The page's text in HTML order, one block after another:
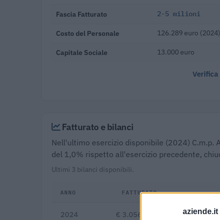
aziende.it
Fascia Fatturato 2-5 milioni
Costo del Personale 126.289 euro (2024)
Capitale Sociale 13.000 euro
Fatturato e bilanci
Nell'ultimo esercizio disponibile (2024)
del 1,0% rispetto all'esercizio precedente,
Ultimi 3 bilanci disponibili.
ANNO FATTURATO
2024 € 3.056.386